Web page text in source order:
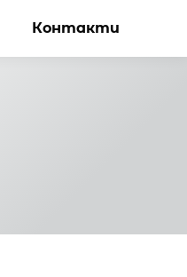
Контакти
Контакти